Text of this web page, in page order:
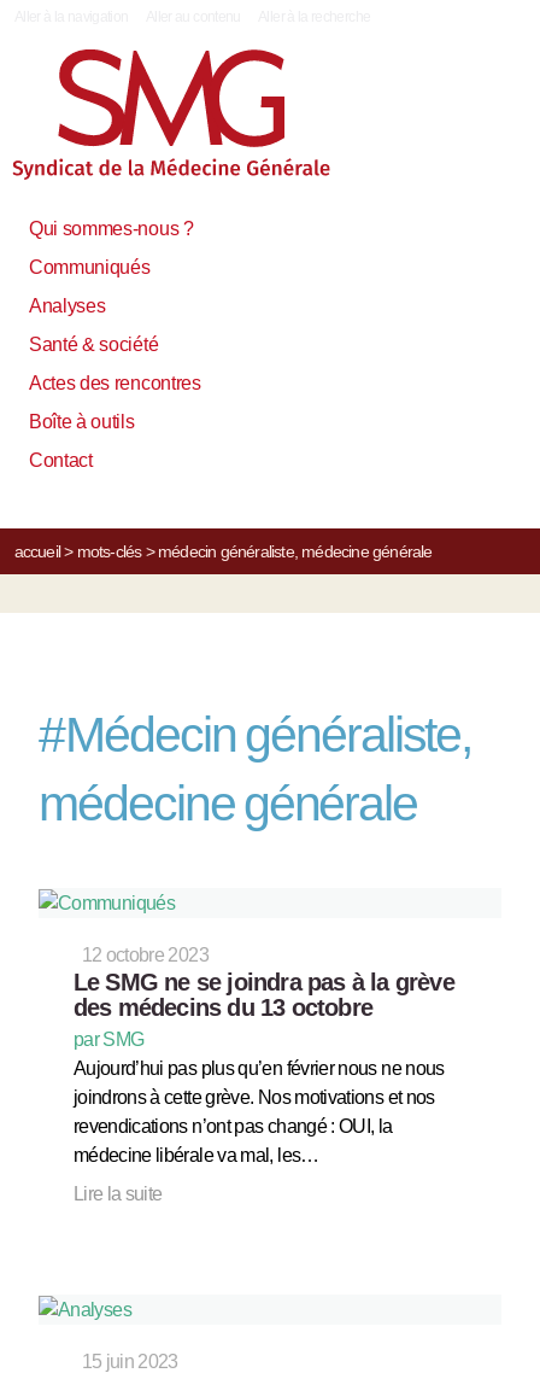
Qui sommes-nous ?
Communiqués
Analyses
Santé & société
Actes des rencontres
Boîte à outils
Contact
accueil> mots-clés> médecin généraliste, médecine générale
#Médecin généraliste,
médecine générale
12 octobre 2023
Le SMG ne se joindra pas à la grève
des médecins du 13 octobre
par SMG
Aujourd’hui pas plus qu’en février nous ne nous
joindrons à cette grève. Nos motivations et nos
revendications n’ont pas changé : OUI, la
médecine libérale va mal, les…
Lire la suite
15 juin 2023